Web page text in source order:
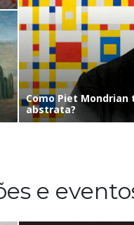
Como Piet
abstrata?
e